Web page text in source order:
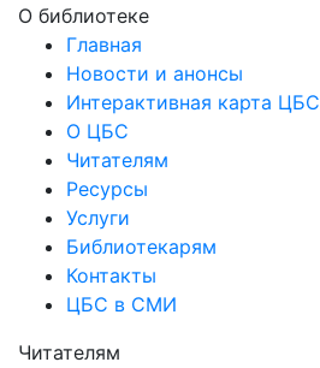
О библиотеке
Главная
Новости и анонсы
Интерактивная карта ЦБС
О ЦБС
Читателям
Ресурсы
Услуги
Библиотекарям
Контакты
ЦБС в СМИ
Читателям